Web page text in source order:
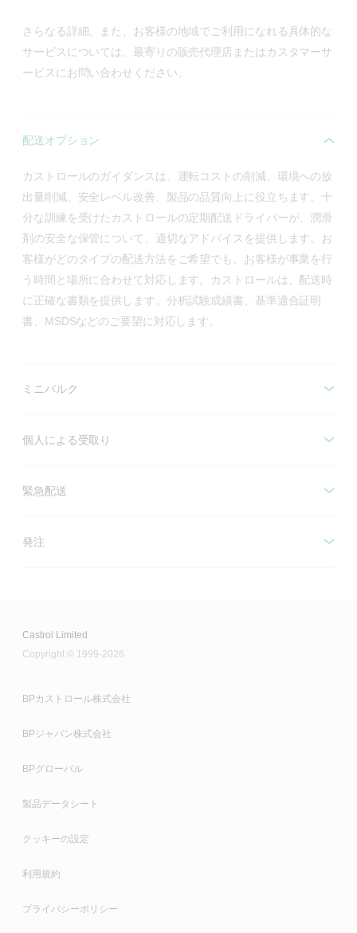
さらなる詳細、また、お客様の地域でご利用になれる具体的な
サービスについては、最寄りの販売代理店またはカスタマーサ
ービスにお問い合わせください。
配送オプション
カストロールのガイダンスは、運転コストの削減、環境への放
出量削減、安全レベル改善、製品の品質向上に役立ちます。十
分な訓練を受けたカストロールの定期配送ドライバーが、潤滑
剤の安全な保管について、適切なアドバイスを提供します。お
客様がどのタイプの配送方法をご希望でも、お客様が事業を行
う時間と場所に合わせて対応します。カストロールは、配送時
に正確な書類を提供します。分析試験成績書、基準適合証明
書、MSDSなどのご要望に対応します。
ミニバルク
個人による受取り
緊急配送
発注
Castrol Limited
Copyright © 1999-2026
BPカストロール株式会社
BPジャパン株式会社
BPグローバル
製品データシート
クッキーの設定
利用規約
プライバシーポリシー